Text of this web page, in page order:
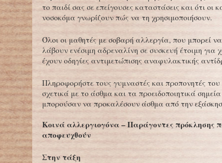
το παιδί σας σε επείγουσες καταστάσεις και ότι οι
νοσοκόμα γνωρίζουν πώς να τη χρησιμοποιήσουν.
Όλοι οι μαθητές με σοβαρή αλλεργία, που μπορεί
λάβουν ενέσιμη αδρεναλίνη σε συσκευή έτοιμη για
έχουν οδηγίες αντιμετώπισης αναφυλακτικής
Πληροφορήστε τους γυμναστές και προπονητές του
σχετικά με το άσθμα και τα προειδοποιητικά
μπορούσαν να προκαλέσουν άσθμα από την
Κοινά αλλεργιογόνα – Παράγοντες πρόκλησης
αποφευχθούν
Στην τάξη